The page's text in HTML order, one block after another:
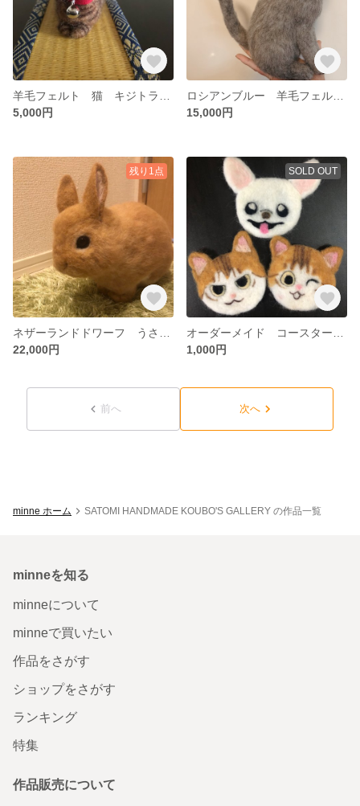
5,000円
15,000円
残り1点
22,000円
SOLD OUT
1,000円
前へ 次へ
minne ホーム SATOMI HANDMADE KOUBO'S GALLERY の作品一覧
minneを知る
minneについて
minneで買いたい
作品をさがす
ショップをさがす
ランキング
特集
作品販売について